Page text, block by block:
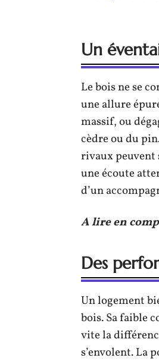
Un
Le bois ne se
une allure
massif, ou
cèdre ou du
rivaux peuvent
une écoute
d’un
A lire en
Des
Un logement
bois. Sa faible
vite la
s’envolent. La